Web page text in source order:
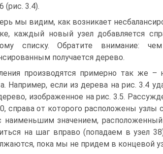
(рис. 3.4).
мы видим, как возникает
каждый новый узел добавляется
списку. Обратите внимание:
получается дерево.
производятся примерно так же –
Например, если из дерева на рис. 3.4
изображенное на рис. 3.5.
справа от которого расположены
наименьшим значением,
на шаг вправо (попадаем в узел
пока мы не придем в концевой